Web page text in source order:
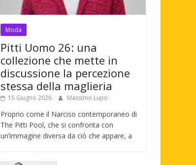
Moda
Pitti Uomo 26: una
collezione che mette in
discussione la percezione
stessa della maglieria
15 Giugno 2026 Massimo Lupo
Proprio come il Narciso contemporaneo di
The Pitti Pool, che si confronta con
un’immagine diversa da ciò che appare, a